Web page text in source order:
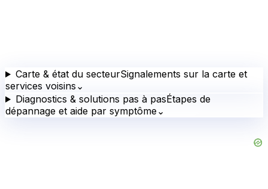
Carte & état du secteurSignalements sur la carte et
services voisins ⌄
Diagnostics & solutions pas à pasÉtapes de
dépannage et aide par symptôme⌄